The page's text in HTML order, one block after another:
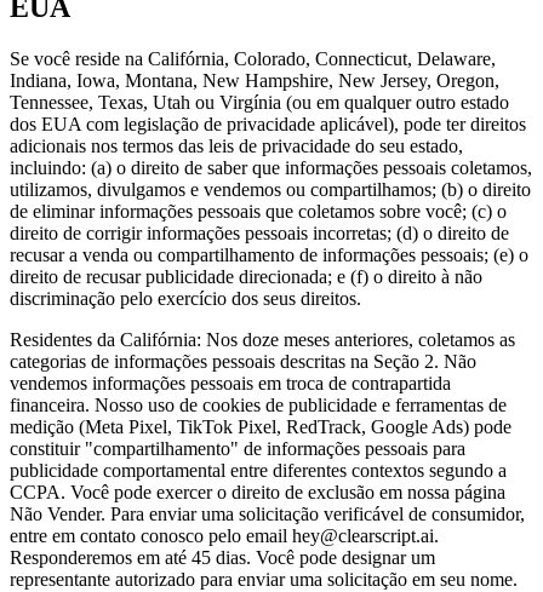
EUA
Se você reside na Califórnia, Colorado, Connecticut, Delaware,
Indiana, Iowa, Montana, New Hampshire, New Jersey, Oregon,
Tennessee, Texas, Utah ou Virgínia (ou em qualquer outro estado
dos EUA com legislação de privacidade aplicável), pode ter direitos
adicionais nos termos das leis de privacidade do seu estado,
incluindo: (a) o direito de saber que informações pessoais coletamos,
utilizamos, divulgamos e vendemos ou compartilhamos; (b) o direito
de eliminar informações pessoais que coletamos sobre você; (c) o
direito de corrigir informações pessoais incorretas; (d) o direito de
recusar a venda ou compartilhamento de informações pessoais; (e) o
direito de recusar publicidade direcionada; e (f) o direito à não
discriminação pelo exercício dos seus direitos.
Residentes da Califórnia: Nos doze meses anteriores, coletamos as
categorias de informações pessoais descritas na Seção 2. Não
vendemos informações pessoais em troca de contrapartida
financeira. Nosso uso de cookies de publicidade e ferramentas de
medição (Meta Pixel, TikTok Pixel, RedTrack, Google Ads) pode
constituir "compartilhamento" de informações pessoais para
publicidade comportamental entre diferentes contextos segundo a
CCPA. Você pode exercer o direito de exclusão em nossa página
Não Vender. Para enviar uma solicitação verificável de consumidor,
entre em contato conosco pelo email hey@clearscript.ai.
Responderemos em até 45 dias. Você pode designar um
representante autorizado para enviar uma solicitação em seu nome.